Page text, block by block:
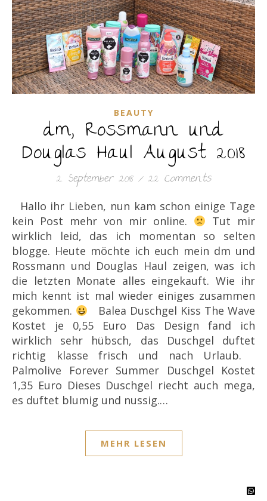
BEAUTY
dm, Rossmann und
Douglas Haul August 2018
2. September 2018 / 22 Comments
Hallo ihr Lieben, nun kam schon einige Tage
kein Post mehr von mir online.
Tut mir
wirklich leid, das ich momentan so selten
blogge. Heute möchte ich euch mein dm und
Rossmann und Douglas Haul zeigen, was ich
die letzten Monate alles eingekauft. Wie ihr
mich kennt ist mal wieder einiges zusammen
gekommen.
Balea Duschgel Kiss The Wave
Kostet je 0,55 Euro Das Design fand ich
wirklich sehr hübsch, das Duschgel duftet
richtig klasse frisch und nach Urlaub.
Palmolive Forever Summer Duschgel Kostet
1,35 Euro Dieses Duschgel riecht auch mega,
es duftet blumig und nussig.…
MEHR LESEN